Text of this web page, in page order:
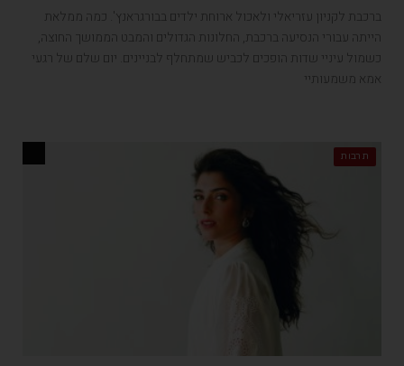
ברכבת לקניון עזריאלי ולאכול ארוחת ילדים בבורגראנץ'. כמה ממלאת
הייתה עבורי הנסיעה ברכבת, החלונות הגדולים והמבט הממושך החוצה,
כשמול עיניי שדות הופכים לכביש שמתחלף לבניינים. יום שלם של רגעי
אמא משמעותיי
תרבות